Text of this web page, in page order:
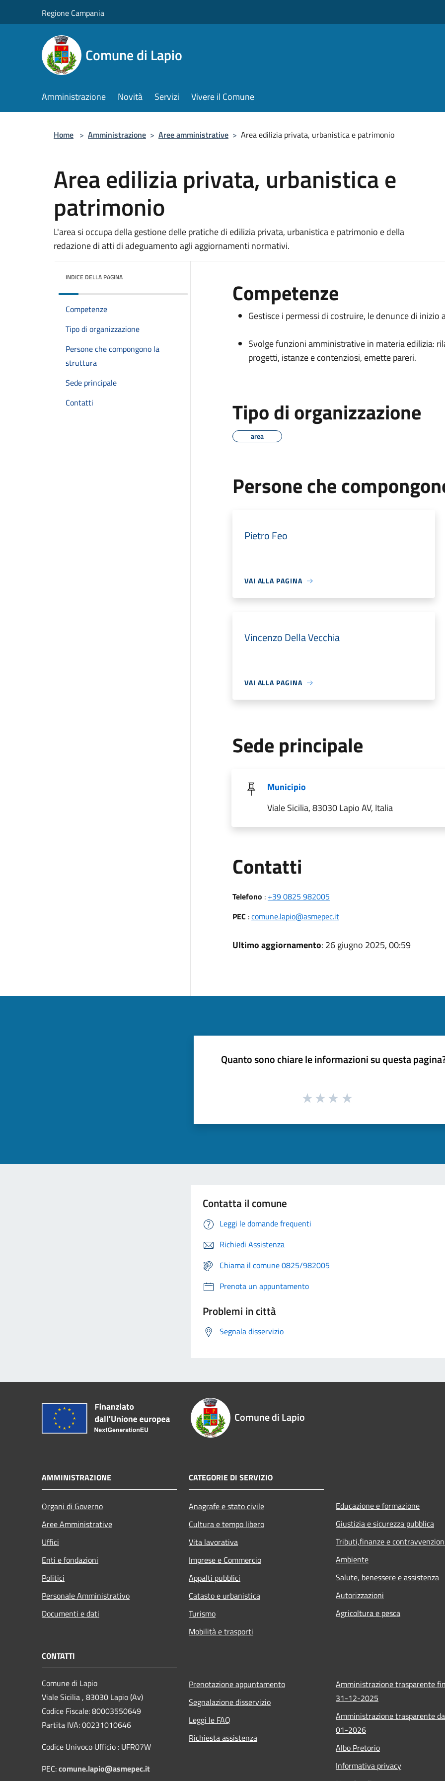
Regione Campania
Comune di Lapio
Amministrazione Novità Servizi Vivere il Comune
Home > Amministrazione > Aree amministrative > Area edilizia privata, urbanistica e patrimonio
Area edilizia privata, urbanistica e
patrimonio
L'area si occupa della gestione delle pratiche di edilizia privata, urbanistica e patrimonio e della
redazione di atti di adeguamento agli aggiornamenti normativi.
INDICE DELLA PAGINA
Competenze
Tipo di organizzazione
Persone che compongono la
struttura
Sede principale
Contatti
Competenze
Gestisce i permessi di costruire, le denunce di
Svolge funzioni amministrative in materia edilizia:
progetti, istanze e contenziosi, emette pareri.
Tipo di organizzazione
area
Persone che
Pietro Feo
VAI ALLA PAGINA
Vincenzo Della Vecchia
VAI ALLA PAGINA
Sede principale
Municipio
Viale Sicilia, 83030 Lapio AV, Italia
Contatti
Telefono : +39 0825 982005
PEC :comune.lapio@asmepec.it
Ultimo aggiornamento: 26 giugno 2025, 00:59
Quanto sono chiare le informazioni su questa
Contatta il comune
Leggi le domande frequenti
Richiedi Assistenza
Chiama il comune 0825/982005
Prenota un appuntamento
Problemi in città
Segnala disservizio
Comune di Lapio
AMMINISTRAZIONE
Organi di Governo
Aree Amministrative
Uffici
Enti e fondazioni
Politici
Personale Amministrativo
Documenti e dati
CATEGORIE DI SERVIZIO
Anagrafe e stato civile
Cultura e tempo libero
Vita lavorativa
Imprese e Commercio
Appalti pubblici
Catasto e urbanistica
Turismo
Mobilità e trasporti
Educazione e formazione
Giustizia e sicurezza pubblica
Tributi,finanze e
Ambiente
Salute, benessere e assistenza
Autorizzazioni
Agricoltura e pesca
CONTATTI
Comune di Lapio
Viale Sicilia , 83030 Lapio (Av)
Codice Fiscale: 80003550649
Partita IVA: 00231010646
Codice Univoco Ufficio : UFR07W
PEC:comune.lapio@asmepec.it
Prenotazione appuntamento
Segnalazione disservizio
Leggi le FAQ
Richiesta assistenza
Amministrazione trasparente
31-12-2025
Amministrazione trasparente
01-2026
Albo Pretorio
Informativa privacy